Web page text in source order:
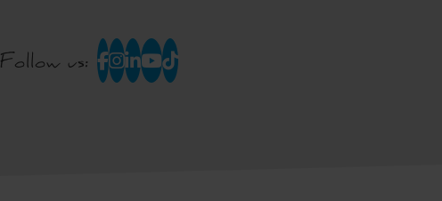
Follow us: